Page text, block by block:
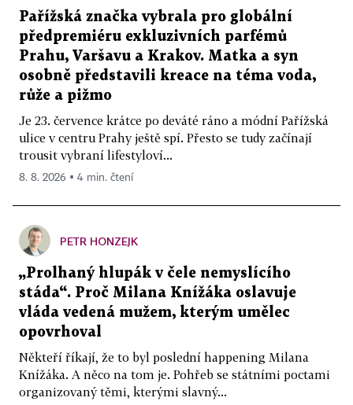
Pařížská značka vybrala pro globální
předpremiéru exkluzivních parfémů
Prahu, Varšavu a Krakov. Matka a syn
osobně představili kreace na téma voda,
růže a pižmo
Je 23. července krátce po deváté ráno a módní Pařížská
ulice v centru Prahy ještě spí. Přesto se tudy začínají
trousit vybraní lifestyloví...
8. 8. 2026 ▪ 4 min. čtení
PETR HONZEJK
„Prolhaný hlupák v čele nemyslícího
stáda“. Proč Milana Knížáka oslavuje
vláda vedená mužem, kterým umělec
opovrhoval
Někteří říkají, že to byl poslední happening Milana
Knížáka. A něco na tom je. Pohřeb se státními poctami
organizovaný těmi, kterými slavný...